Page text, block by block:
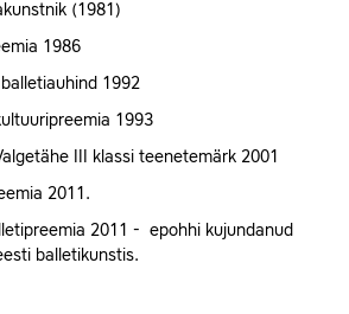
(1981)
1986
1992
1993
III klassi teenetemärk 2001
2011.
2011 - epohhi kujundanud
balletikunstis.